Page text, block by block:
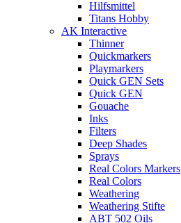
Hilfsmittel
Titans Hobby
AK Interactive
Thinner
Quickmarkers
Playmarkers
Quick GEN Sets
Quick GEN
Gouache
Inks
Filters
Deep Shades
Sprays
Real Colors Markers
Real Colors
Weathering
Weathering Stifte
ABT 502 Oils